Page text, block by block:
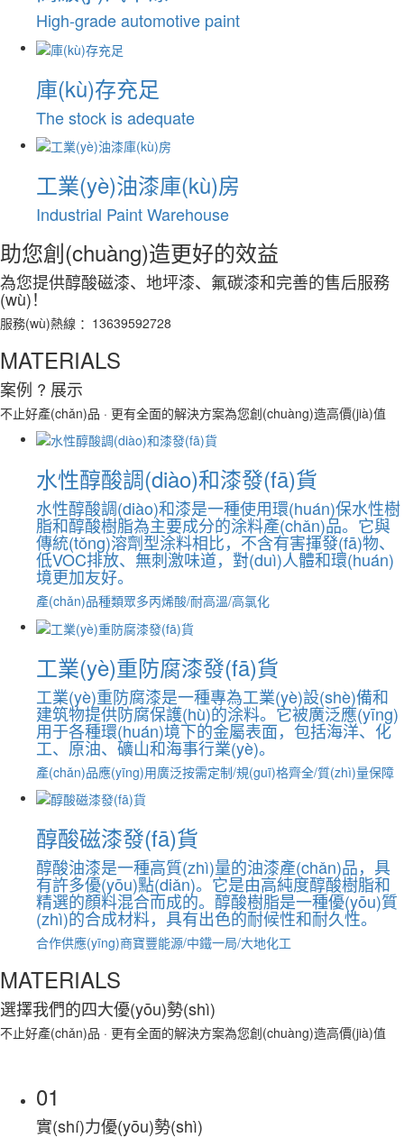
High-grade automotive paint
庫(kù)存充足
The stock is adequate
工業(yè)油漆庫(kù)房
Industrial Paint Warehouse
助您創(chuàng)造更好的效益
為您提供醇酸磁漆、地坪漆、氟碳漆和完善的售后服務
(wù)！
服務(wù)熱線 ：13639592728
MATERIALS
案例 ? 展示
不止好產(chǎn)品 · 更有全面的解決方案為您創(chuàng)造高價(jià)值
水性醇酸調(diào)和漆發(fā)貨
水性醇酸調(diào)和漆是一種使用環(huán)保水性樹
脂和醇酸樹脂為主要成分的涂料產(chǎn)品。它與
傳統(tǒng)溶劑型涂料相比，不含有害揮發(fā)物、
低VOC排放、無刺激味道，對(duì)人體和環(huán)
境更加友好。
產(chǎn)品種類眾多丙烯酸/耐高溫/高氯化
工業(yè)重防腐漆發(fā)貨
工業(yè)重防腐漆是一種專為工業(yè)設(shè)備和
建筑物提供防腐保護(hù)的涂料。它被廣泛應(yīng)
用于各種環(huán)境下的金屬表面，包括海洋、化
工、原油、礦山和海事行業(yè)。
產(chǎn)品應(yīng)用廣泛按需定制/規(guī)格齊全/質(zhì)量保障
醇酸磁漆發(fā)貨
醇酸油漆是一種高質(zhì)量的油漆產(chǎn)品，具
有許多優(yōu)點(diǎn)。它是由高純度醇酸樹脂和
精選的顏料混合而成的。醇酸樹脂是一種優(yōu)質
(zhì)的合成材料，具有出色的耐候性和耐久性。
合作供應(yīng)商寶豐能源/中鐵一局/大地化工
MATERIALS
選擇我們的四大優(yōu)勢(shì)
不止好產(chǎn)品 · 更有全面的解決方案為您創(chuàng)造高價(jià)值
01
實(shí)力優(yōu)勢(shì)